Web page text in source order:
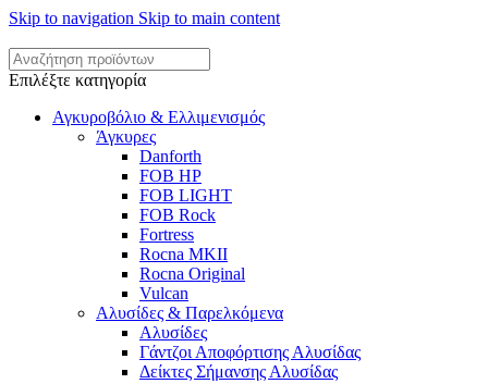
Skip to navigation Skip to main content
Επιλέξτε κατηγορία
Αγκυροβόλιο & Ελλιμενισμός
Άγκυρες
Danforth
FOB HP
FOB LIGHT
FOB Rock
Fortress
Rocna MKII
Rocna Original
Vulcan
Αλυσίδες & Παρελκόμενα
Αλυσίδες
Γάντζοι Αποφόρτισης Αλυσίδας
Δείκτες Σήμανσης Αλυσίδας